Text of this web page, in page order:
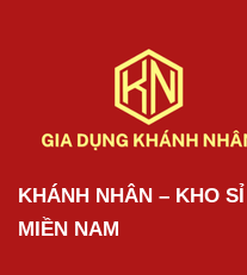
KHÁNH NHÂN – KHO
MIỀN NAM